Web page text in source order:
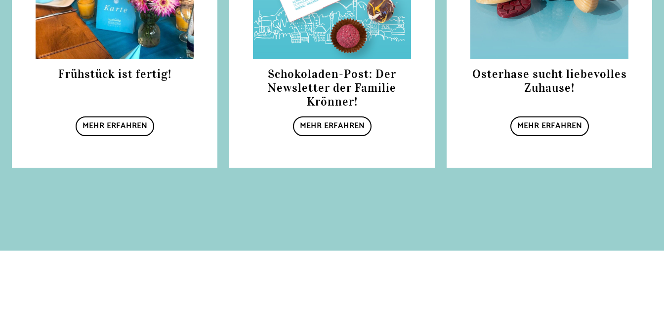
Frühstück ist fertig!
MEHR ERFAHREN
Schokoladen-Post: Der
Newsletter der Familie
Krönner!
MEHR ERFAHREN
Osterhase sucht liebevolles
Zuhause!
MEHR ERFAHREN